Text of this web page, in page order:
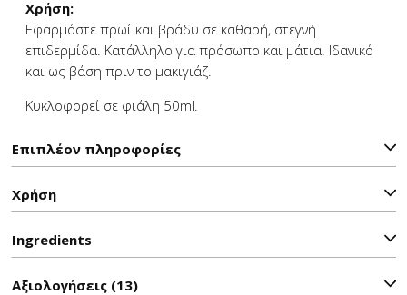
Χρήση:
Εφαρμόστε πρωί και βράδυ σε καθαρή, στεγνή
επιδερμίδα. Κατάλληλο για πρόσωπο και μάτια. Ιδανικό
και ως βάση πριν το μακιγιάζ.
Κυκλοφορεί σε φιάλη 50ml.
Επιπλέον πληροφορίες
Χρήση
Ιngredients
Αξιολογήσεις (13)